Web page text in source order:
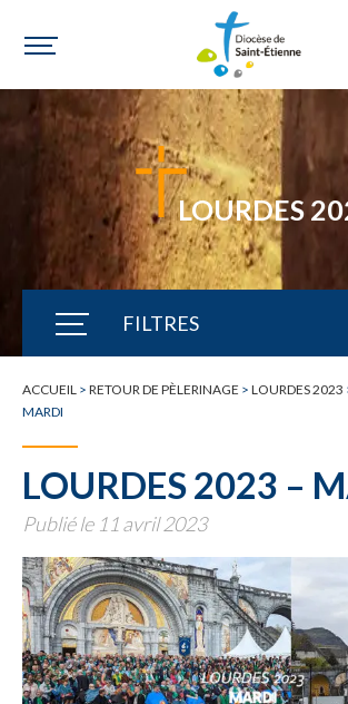
LOURDES
FILTRES
TOUTE L'ACTUALITÉ
ACCUEIL > RETOUR DE PÈLERINAGE > LOURDES 2023
MARDI
LOURDES 2023 –
Publié le 11 avril 2023